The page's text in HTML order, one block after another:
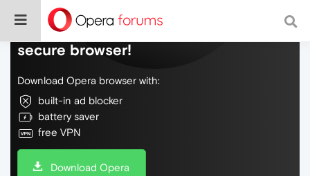
Do more on the web, with a fast and
secure browser!
Download Opera browser with:
built-in ad blocker
battery saver
free VPN
Download Opera